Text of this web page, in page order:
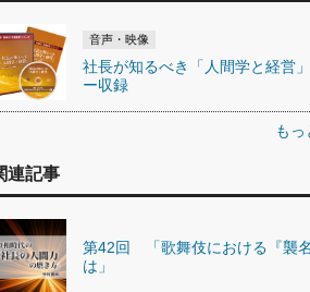
音声・映像
社長が知るべき「人間学と経営
ー収録
もっ
連記事
第42回 「歌舞伎における『襲
は」